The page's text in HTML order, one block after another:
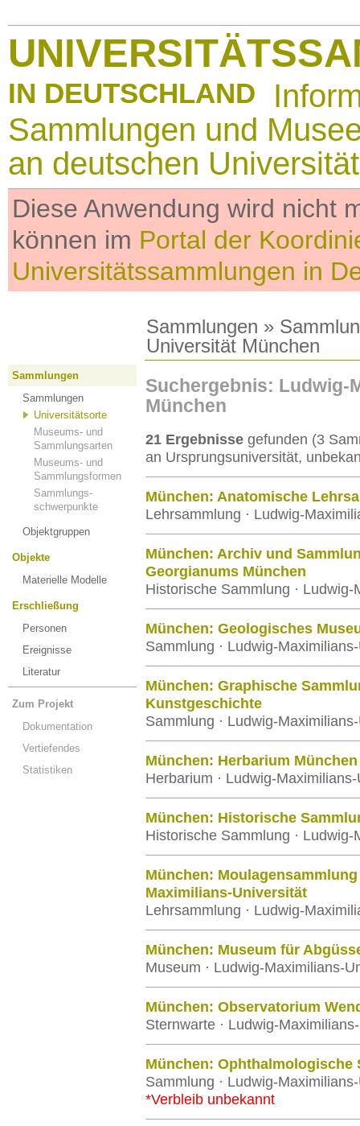
IN DEUTSCHLAND
Sammlungen und
an deutschen
Diese Anwendung wird nicht
können im Portal der
Universitätssammlungen in
Sammlungen »
Universität München
Sammlungen
Sammlungen
Universitätsorte
Museums- und
Sammlungsarten
Museums- und
Sammlungsformen
Sammlungs-
schwerpunkte
Objektgruppen
Objekte
Materielle Modelle
Erschließung
Personen
Ereignisse
Literatur
Zum Projekt
Dokumentation
Vertiefendes
Statistiken
Suchergebnis: Ludwig-
München
21 Ergebnisse gefunden (3
an Ursprungsuniversität,
München: Anatomische
Lehrsammlung · Ludwig-
München: Archiv und
Georgianums München
Historische Sammlung ·
München: Geologisches
Sammlung · Ludwig-
München: Graphische
Kunstgeschichte
Sammlung · Ludwig-
München: Herbarium
Herbarium · Ludwig-
München: Historische
Historische Sammlung ·
München:
Maximilians-Universität
Lehrsammlung · Ludwig-
München: Museum für
Museum · Ludwig-Maximilians-
München: Observatorium
Sternwarte · Ludwig-
München: Ophthalmologische
Sammlung · Ludwig-
*Verbleib unbekannt